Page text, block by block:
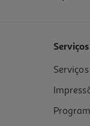
Serviços